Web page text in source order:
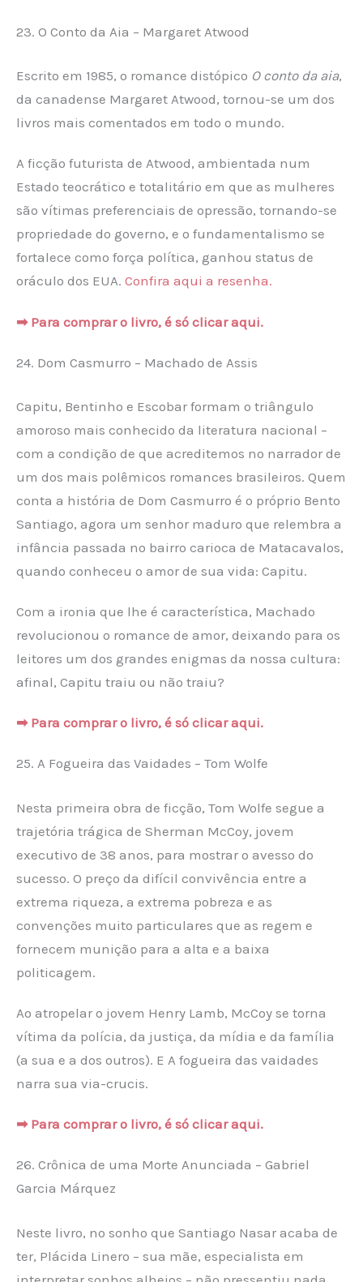
23. O Conto da Aia – Margaret Atwood
Escrito em 1985, o romance distópico O conto da aia,
da canadense Margaret Atwood, tornou-se um dos
livros mais comentados em todo o mundo.
A ficção futurista de Atwood, ambientada num
Estado teocrático e totalitário em que as mulheres
são vítimas preferenciais de opressão, tornando-se
propriedade do governo, e o fundamentalismo se
fortalece como força política, ganhou status de
oráculo dos EUA. Confira aqui a resenha.
➡ Para comprar o livro, é só clicar aqui.
24. Dom Casmurro – Machado de Assis
Capitu, Bentinho e Escobar formam o triângulo
amo­roso mais conhecido da literatura nacional –
com a condição de que acreditemos no narrador de
um dos mais polêmicos romances brasileiros. Quem
conta a his­tória de Dom Cas­murro é o próprio Bento
Santiago, agora um senhor maduro que relembra a
infância passada no bairro carioca de Mata­cavalos,
quando conheceu o amor de sua vida: Capitu.
Com a ironia que lhe é característica, Machado
revolucionou o romance de amor, deixando para os
leitores um dos grandes enigmas da nossa cultura:
afinal, Capitu traiu ou não traiu?
➡ Para comprar o livro, é só clicar aqui.
25. A Fogueira das Vaidades – Tom Wolfe
Nesta primeira obra de ficção, Tom Wolfe segue a
trajetória trágica de Sherman McCoy, jovem
executivo de 38 anos, para mostrar o avesso do
sucesso. O preço da difícil convivência entre a
extrema riqueza, a extrema pobreza e as
convenções muito particulares que as regem e
fornecem munição para a alta e a baixa
politicagem.
Ao atropelar o jovem Henry Lamb, McCoy se torna
vítima da polícia, da justiça, da mídia e da família
(a sua e a dos outros). E A fogueira das vaidades
narra sua via-crucis.
➡ Para comprar o livro, é só clicar aqui.
26. Crônica de uma Morte Anunciada – Gabriel
Garcia Márquez
Neste livro, no sonho que Santiago Nasar acaba de
ter, Plácida Linero – sua mãe, especialista em